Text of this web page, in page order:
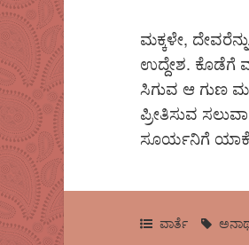
ಮಕ್ಕಳೇ,
ಉದ್ದೇಶ. ಕೊಡೆಗೆ
ಸಿಗುವ ಆ ಗುಣ
ಪ್ರೀತಿಸುವ
ಸೂರ್ಯನಿಗೆ ಯಾಕೆ
ವಾರ್ತೆ